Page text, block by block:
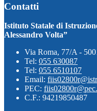
Contatti
Istituto Statale di
Alessandro Volta”
Via Roma, 77/A -
Tel: 055 630087
Tel: 055 6510107
Email:
PEC:
C.F.: 94219850487